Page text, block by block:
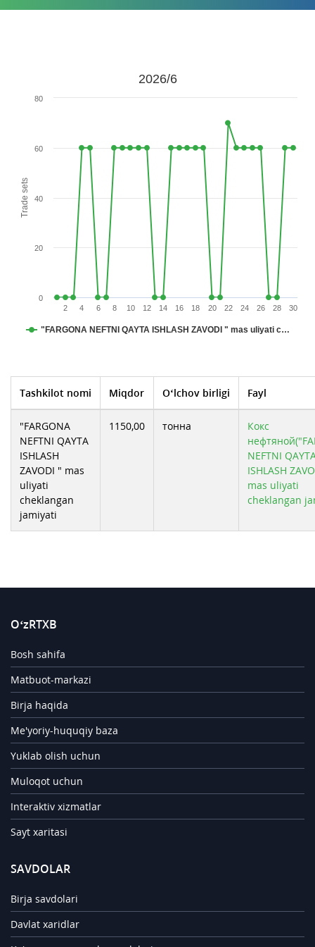
Trade sets
2026/6
"FARGONA NEFTNI QAYTA ISHLASH ZAVODI " mas uliyati c…
2 4 6 8 10 12 14 16 18 20 22 24 26 28 30
0
20
40
60
80
Tashkilot nomi Miqdor O‘lchov birligi Fayl
"FARGONA
NEFTNI QAYTA
ISHLASH
ZAVODI " mas
uliyati
cheklangan
jamiyati
1150,00 тонна
Кокс
NEFTNI
ISHLASH
mas uliyati
cheklangan
O‘zRTXB
Bosh sahifa
Matbuot-markazi
Birja haqida
Me'yoriy-huquqiy baza
Yuklab olish uchun
Muloqot uchun
Interaktiv xizmatlar
Sayt xaritasi
SAVDOLAR
Birja savdolari
Davlat xaridlar